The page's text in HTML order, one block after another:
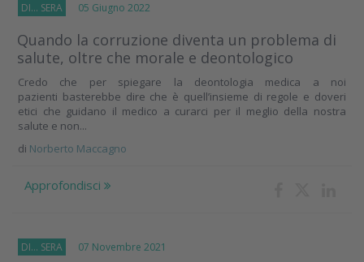
DI... SERA 05 Giugno 2022
Quando la corruzione diventa un problema di
salute, oltre che morale e deontologico
Credo che per spiegare la deontologia medica a noi
pazienti basterebbe dire che è quell’insieme di regole e doveri
etici che guidano il medico a curarci per il meglio della nostra
salute e non...
di Norberto Maccagno
Approfondisci
DI... SERA 07 Novembre 2021